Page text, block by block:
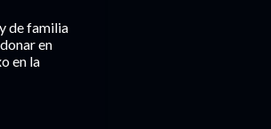
de familia
en
en la